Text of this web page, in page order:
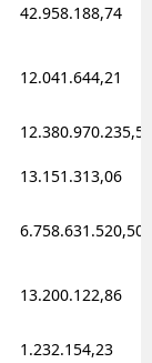
42.958.188,74
12.041.644,21
12.380.970.235,50
13.151.313,06
6.758.631.520,50
13.200.122,86
1.232.154,23